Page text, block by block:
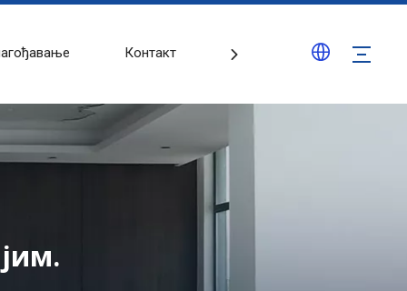
Контакт Блогови